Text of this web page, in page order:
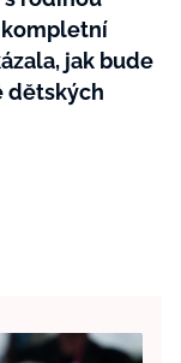
kompletní
jak bude
dětských